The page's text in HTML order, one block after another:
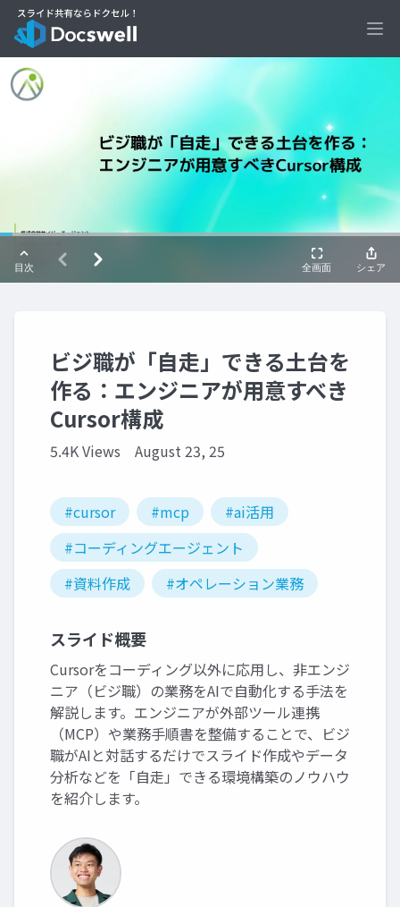
ビジ職が「自走」できる土台を
作る：エンジニアが用意すべき
Cursor構成
5.4K Views August 23, 25
#cursor #mcp
#ai活用
#コーディングエージェント
#資料作成
#オペレーション業務
スライド概要
Cursorをコーディング以外に応用し、非エンジ
ニア（ビジ職）の業務をAIで自動化する手法を
解説します。エンジニアが外部ツール連携
（MCP）や業務手順書を整備することで、ビジ
職がAIと対話するだけでスライド作成やデータ
分析などを「自走」できる環境構築のノウハウ
を紹介します。